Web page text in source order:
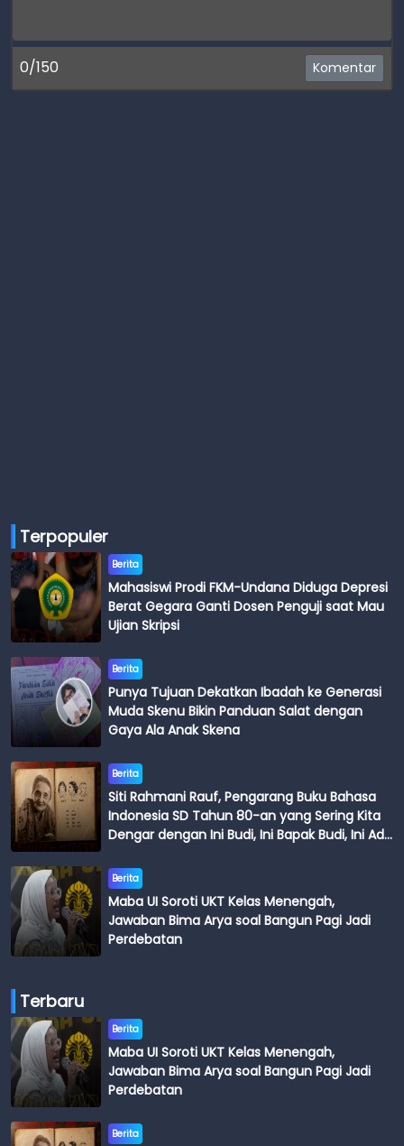
0/150 Komentar
Terpopuler
Berita
Mahasiswi Prodi FKM-Undana Diduga Depresi
Berat Gegara Ganti Dosen Penguji saat Mau
Ujian Skripsi
Berita
Punya Tujuan Dekatkan Ibadah ke Generasi
Muda Skenu Bikin Panduan Salat dengan
Gaya Ala Anak Skena
Berita
Siti Rahmani Rauf, Pengarang Buku Bahasa
Indonesia SD Tahun 80-an yang Sering Kita
Dengar dengan Ini Budi, Ini Bapak Budi, Ini Adik
Berita
Maba UI Soroti UKT Kelas Menengah,
Jawaban Bima Arya soal Bangun Pagi Jadi
Perdebatan
Terbaru
Berita
Maba UI Soroti UKT Kelas Menengah,
Jawaban Bima Arya soal Bangun Pagi Jadi
Perdebatan
Berita